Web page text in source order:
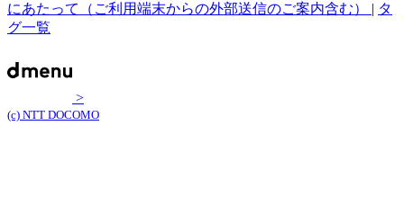
にあたって（ご利用端末からの外部送信のご案内含む） | タ
グ一覧
>
(c) NTT DOCOMO